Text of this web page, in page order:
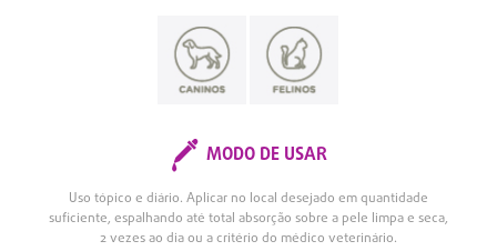
MODO DE USAR
Uso tópico e diário. Aplicar no local desejado em quantidade
suficiente, espalhando até total absorção sobre a pele limpa e seca,
2 vezes ao dia ou a critério do médico veterinário.